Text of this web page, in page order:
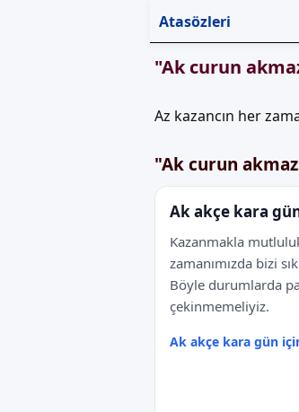
Atasözleri
"Ak curun
Az kazancın her
"Ak curun
Ak akçe kara
Kazanmakla
zamanımızda bizi
Böyle durumlarda
çekinmemeliyiz.
Ak akçe kara gün